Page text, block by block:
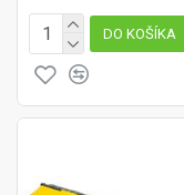
DO KOŠÍKA